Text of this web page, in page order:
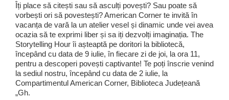
Îți place să citești sau să asculți povești? Sau poate să
vorbești ori să povestești? American Corner te invită în
vacanța de vară la un atelier vesel și dinamic unde vei avea
ocazia să te exprimi liber și sa iți dezvolți imaginația. The
Storytelling Hour îi așteaptă pe doritori la bibliotecă,
începând cu data de 9 iulie, în fiecare zi de joi, la ora 11,
pentru a descoperi povești captivante! Te poți înscrie venind
la sediul nostru, începând cu data de 2 iulie, la
Compartimentul American Corner, Biblioteca Județeană
„Gh.